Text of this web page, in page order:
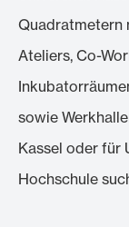
Quadratmetern
Ateliers, Co-
sowie
Kassel oder für
Hochschule